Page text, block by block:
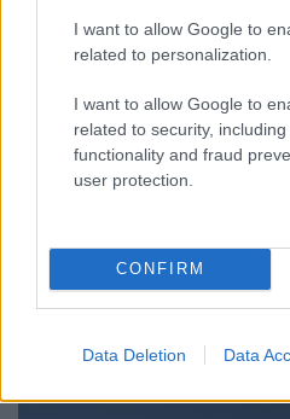
I want to allow Google to
related to personalization.
I want to allow Google to
related to security,
functionality and fraud
user protection.
CONFIRM
Data Deletion Data
ΕΛΛΑΔΑ
Φωτιά σε κατάστημα στον
7/08/2026 - 11:33μμ